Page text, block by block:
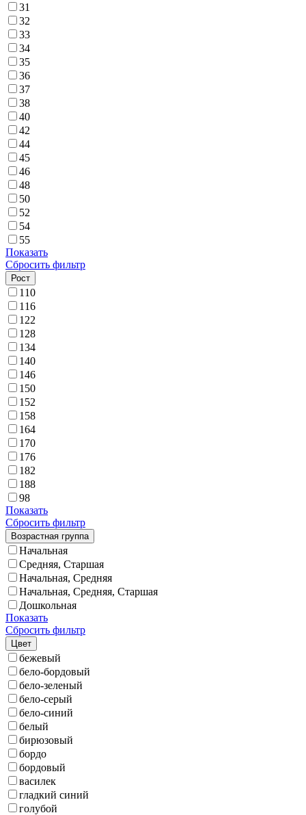
31
32
33
34
35
36
37
38
40
42
44
45
46
48
50
52
54
55
Показать
Сбросить фильтр
Рост
110
116
122
128
134
140
146
150
152
158
164
170
176
182
188
98
Показать
Сбросить фильтр
Возрастная группа
Начальная
Средняя, Старшая
Начальная, Средняя
Начальная, Средняя, Старшая
Дошкольная
Показать
Сбросить фильтр
Цвет
бежевый
бело-бордовый
бело-зеленый
бело-серый
бело-синий
белый
бирюзовый
бордо
бордовый
василек
гладкий синий
голубой